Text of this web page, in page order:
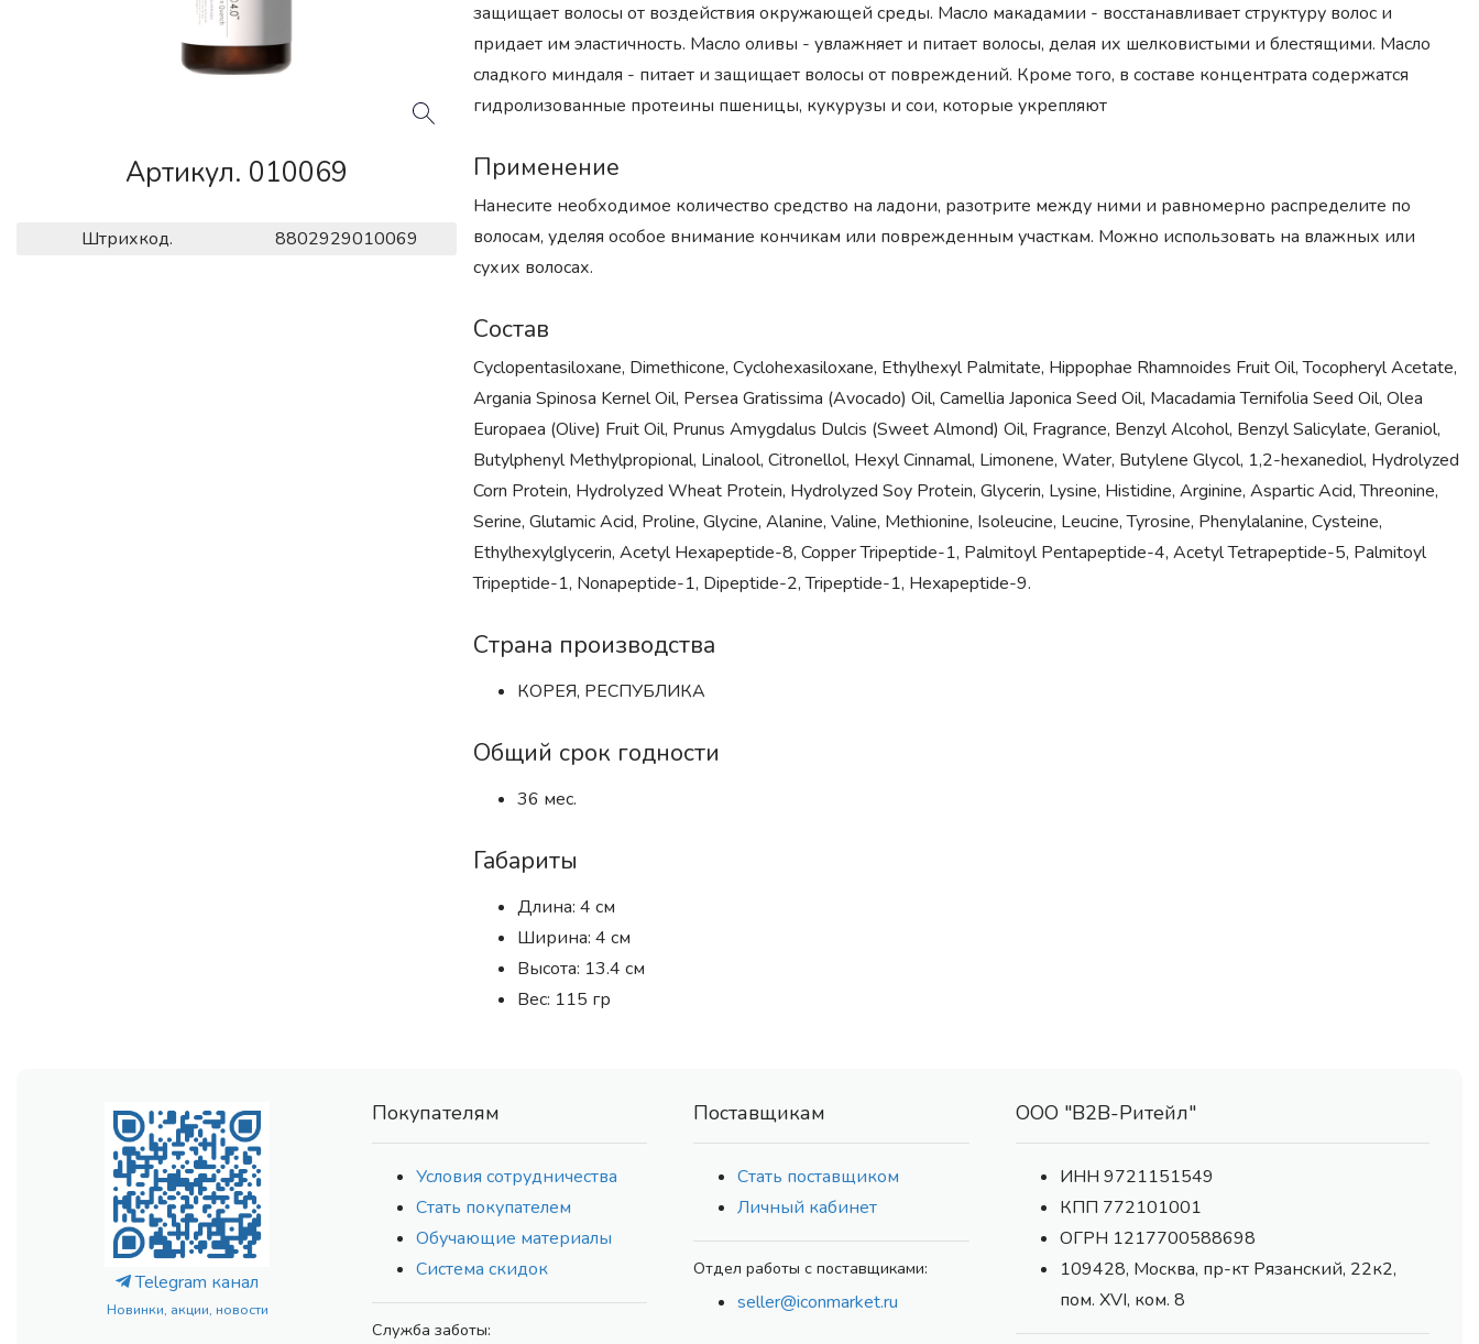
Артикул. 010069
Штрихкод. 8802929010069
защищает волосы от воздействия окружающей среды. Масло макадамии - восстанавливает структуру волос и
придает им эластичность. Масло оливы - увлажняет и питает волосы, делая их шелковистыми и блестящими. Масло
сладкого миндаля - питает и защищает волосы от повреждений. Кроме того, в составе концентрата содержатся
гидролизованные протеины пшеницы, кукурузы и сои, которые укрепляют
Применение
Нанесите необходимое количество средство на ладони, разотрите между ними и равномерно распределите по
волосам, уделяя особое внимание кончикам или поврежденным участкам. Можно использовать на влажных или
сухих волосах.
Состав
Cyclopentasiloxane, Dimethicone, Cyclohexasiloxane, Ethylhexyl Palmitate, Hippophae Rhamnoides Fruit Oil, Tocopheryl Acetate,
Argania Spinosa Kernel Oil, Persea Gratissima (Avocado) Oil, Camellia Japonica Seed Oil, Macadamia Ternifolia Seed Oil, Olea
Europaea (Olive) Fruit Oil, Prunus Amygdalus Dulcis (Sweet Almond) Oil, Fragrance, Benzyl Alcohol, Benzyl Salicylate, Geraniol,
Butylphenyl Methylpropional, Linalool, Citronellol, Hexyl Cinnamal, Limonene, Water, Butylene Glycol, 1,2-hexanediol, Hydrolyzed
Corn Protein, Hydrolyzed Wheat Protein, Hydrolyzed Soy Protein, Glycerin, Lysine, Histidine, Arginine, Aspartic Acid, Threonine,
Serine, Glutamic Acid, Proline, Glycine, Alanine, Valine, Methionine, Isoleucine, Leucine, Tyrosine, Phenylalanine, Cysteine,
Ethylhexylglycerin, Acetyl Hexapeptide-8, Copper Tripeptide-1, Palmitoyl Pentapeptide-4, Acetyl Tetrapeptide-5, Palmitoyl
Tripeptide-1, Nonapeptide-1, Dipeptide-2, Tripeptide-1, Hexapeptide-9.
Страна производства
КОРЕЯ, РЕСПУБЛИКА
Общий срок годности
36 мес.
Габариты
Длина: 4 см
Ширина: 4 см
Высота: 13.4 см
Вес: 115 гр
Telegram канал
Новинки, акции, новости
Покупателям
Условия сотрудничества
Стать покупателем
Обучающие материалы
Система скидок
Служба заботы:
Поставщикам
Стать поставщиком
Личный кабинет
Отдел работы с поставщиками:
seller@iconmarket.ru
ООО "В2В-Ритейл"
ИНН 9721151549
КПП 772101001
ОГРН 1217700588698
109428, Москва, пр-кт Рязанский, 22к2,
пом. XVI, ком. 8